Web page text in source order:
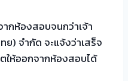
กห้องสอบจนกว่าเจ้า
ย) จำกัด จะแจ้งว่าเสร็จ
ให้ออกจากห้องสอบได้